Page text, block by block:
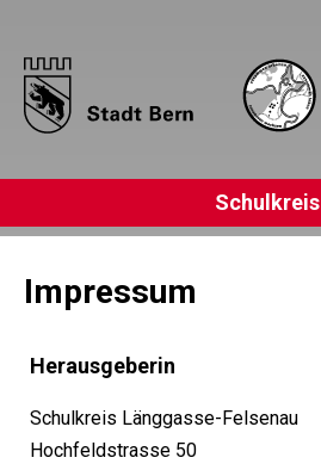
Schulkreis
Impressum
Herausgeberin
Schulkreis Länggasse-Felsenau
Hochfeldstrasse 50